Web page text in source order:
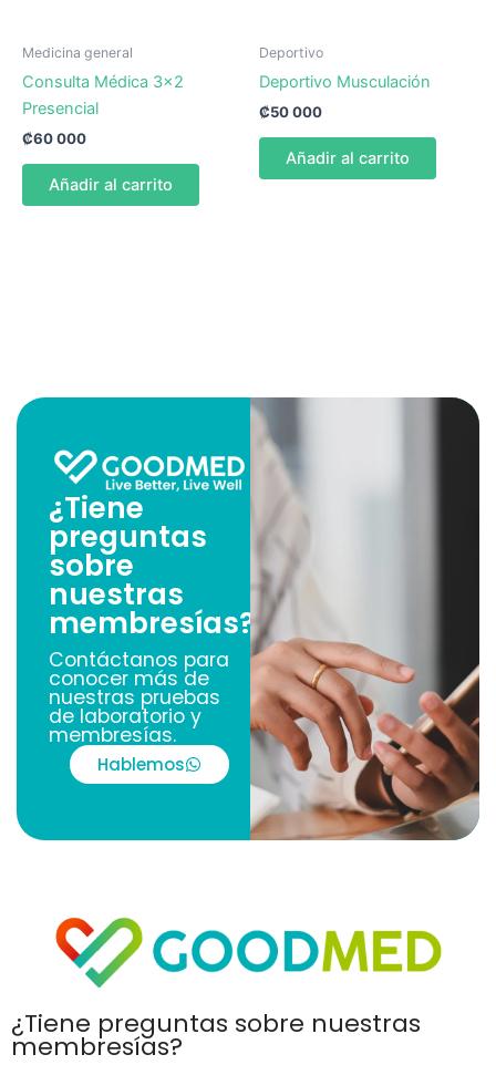
Medicina general
Consulta Médica 3×2
Presencial
₡60 000
Añadir al carrito
Deportivo
Deportivo Musculación
₡50 000
Añadir al carrito
¿Tiene
preguntas
sobre
nuestras
membresías?
Contáctanos para
conocer más de
nuestras pruebas
de laboratorio y
membresías.
Hablemos
¿Tiene preguntas sobre nuestras
membresías?